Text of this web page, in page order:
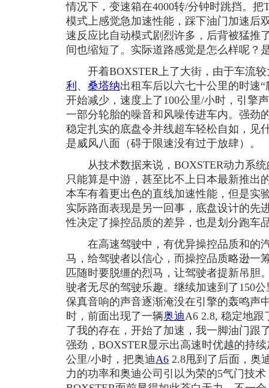
情况下，变速箱在4000转/分钟时跳挡。
模式上感觉急加速性能，踩下油门加速后
速反应比自动模式剧烈许多，后背被猛推
间也缩短了。实际道路感觉是怎么样呢？
开着BOXSTER上了大街，由于车流较
利 、 桑塔纳出租车后以六七十公里的时速
开始减少，速度上了100公里/小时，引擎
一部分轮胎的噪音和风噪传进车内。强劲
稳定扎实的底盘令并线超车轻松自如，见
是威风八面（碍于限速没有过于放肆）。
从技术数据来说，BOXSTER动力系统
只能算是中游，甚至比不上日本最新推出
本车有着更出色的直线加速性能，但是实
实际路面表现是另一回事，底盘设计的先
性决定了操控品质的差异，也是划分跑车
在高速驾驶中，有优异操控品质和的
马，给驾驶者以信心，而操控品质略逊一
匹随时要脱缰的烈马，让驾驶者提新吊胆
驶者无尽的驾驶乐趣。继续加速到了150
保真音响的声音逐渐淹没在引擎的轰鸣声
时，前面出现了一辆奥迪A6 2.8, 稳定地跟
了我的存在，开始了加速，我一脚油门跟
强劲，BOXSTER显示出高速时优越的持
公里/小时，把奥迪A6 2.8甩到了后面，奥
力的功率和奥迪公司引以为荣的5气门技